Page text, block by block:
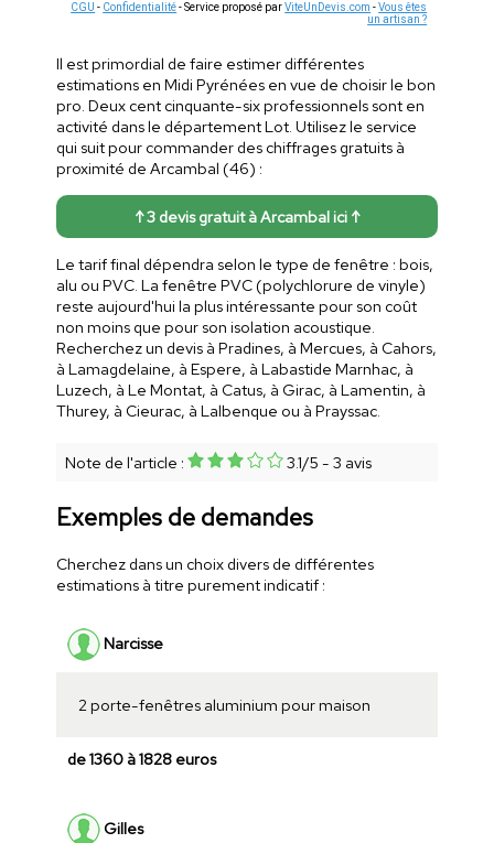
CGU - Confidentialité- Service proposé parViteUnDevis.com -Vous êtes
un artisan ?
Il est primordial de faire estimer différentes
estimations en Midi Pyrénées en vue de choisir le bon
pro. Deux cent cinquante-six professionnels sont en
activité dans le département Lot. Utilisez le service
qui suit pour commander des chiffrages gratuits à
proximité de Arcambal (46) :
↑ 3 devis gratuit à Arcambal ici ↑
Le tarif final dépendra selon le type de fenêtre : bois,
alu ou PVC. La fenêtre PVC (polychlorure de vinyle)
reste aujourd'hui la plus intéressante pour son coût
non moins que pour son isolation acoustique.
Recherchez un devis à Pradines, à Mercues, à Cahors,
à Lamagdelaine, à Espere, à Labastide Marnhac, à
Luzech, à Le Montat, à Catus, à Girac, à Lamentin, à
Thurey, à Cieurac, à Lalbenque ou à Prayssac.
Note de l'article : 3.1/5 - 3 avis
Exemples de demandes
Cherchez dans un choix divers de différentes
estimations à titre purement indicatif :
Narcisse
2 porte-fenêtres aluminium pour maison
de 1360 à 1828 euros
Gilles